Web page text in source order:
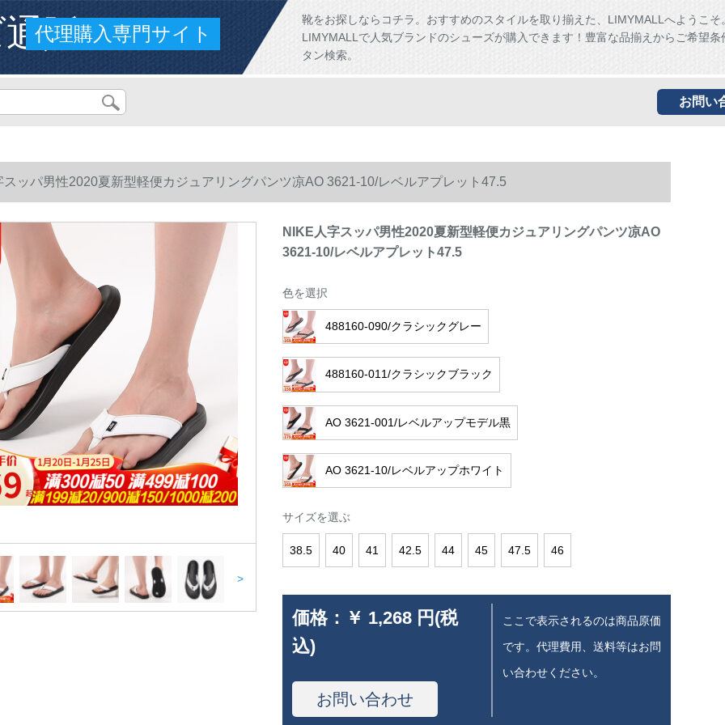
販
代理購入専門サイト
靴をお探しならコチラ。おすすめのスタイルを取り揃えた、LIMYMALLへようこそ
LIMYMALLで人気ブランドのシューズが購入できます！豊富な品揃えからご希望条
タン検索。
お問い
スッパ男性2020夏新型軽便カジュアリングパンツ凉AO 3621-10/レベルアプレット47.5
>
NIKE人字スッパ男性2020夏新型軽便カジュアリングパンツ凉AO
3621-10/レベルアプレット47.5
色を選択
488160-090/クラシックグレー
488160-011/クラシックブラック
AO 3621-001/レベルアップモデル黒
AO 3621-10/レベルアップホワイト
サイズを選ぶ
38.5 40 41 42.5 44 45 47.5 46
価格： ￥ 1,268 円(税
込)
お問い合わせ
ここで表示されるのは商品原価
です。代理費用、送料等はお問
い合わせください。